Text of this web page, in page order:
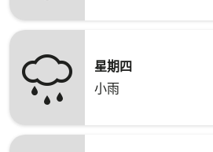
星期四
小雨